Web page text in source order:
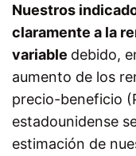
Nuestros
claramente a la
variable debido,
aumento de los
precio-beneficio
estadounidense
estimación de